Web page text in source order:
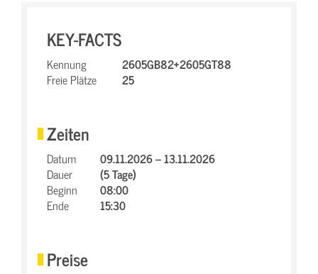
KEY-FACTS
Kennung
2605GB82+2605GT88
Freie Plätze
25
Zeiten
Datum
09.11.2026 – 13.11.2026
Dauer
(5 Tage)
Beginn
08:00
Ende
15:30
Preise